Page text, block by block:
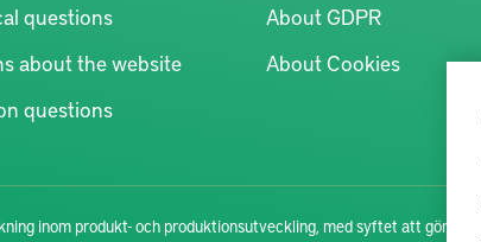
questions
about the website
questions
About GDPR
About Cookies
inom produkt- och produktionsutveckling, med syftet att göra